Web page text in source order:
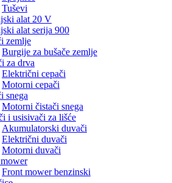
Tuševi
alat 20 V
alat serija 900
zemlje
Burgije za bušače zemlje
za drva
Električni cepači
Motorni cepači
snega
Motorni čistači snega
i usisivači za lišće
Akumulatorski duvači
Električni duvači
Motorni duvači
Front mower benzinski